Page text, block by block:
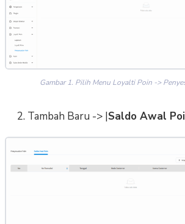
Gambar 1. Pilih Menu Loyalti Poin ->
2. Tambah Baru -> |Saldo Awal